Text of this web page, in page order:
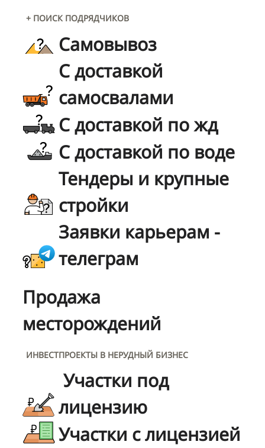
+ ПОИСК ПОДРЯДЧИКОВ
Самовывоз
С доставкой
самосвалами
С доставкой по жд
С доставкой по воде
Тендеры и крупные
стройки
Заявки карьерам -
телеграм
Продажа
месторождений
ИНВЕСТПРОЕКТЫ В НЕРУДНЫЙ БИЗНЕС
Участки под
лицензию
Участки с лицензией